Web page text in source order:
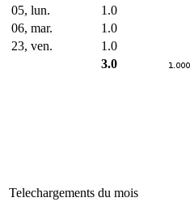
05, lun.
1.0
06, mar.
1.0
23, ven.
1.0
3.0
Telechargements du mois